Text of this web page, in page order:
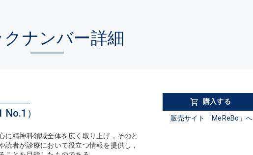
ナンバー詳細
）
に精神科領域全体を広く取り上げ，そのと
読者が診療において役立つ情報を提供し，
購入する
販売サイト「MeReBo」へ